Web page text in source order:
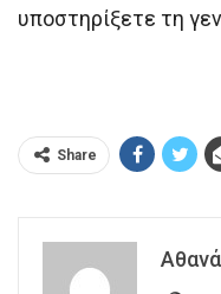
υποστηρίξετε τη
Share